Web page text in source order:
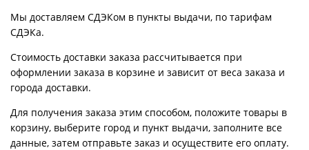
Мы доставляем СДЭКом в пункты выдачи, по тарифам
СДЭКа.
Стоимость доставки заказа рассчитывается при
оформлении заказа в корзине и зависит от веса заказа и
города доставки.
Для получения заказа этим способом, положите товары в
корзину, выберите город и пункт выдачи, заполните все
данные, затем отправьте заказ и осуществите его оплату.